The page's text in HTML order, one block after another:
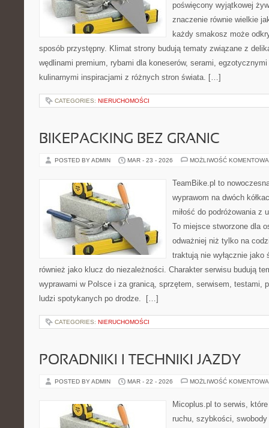
poświęcony wyjątkowej
znaczenie równie wielkie
każdy smakosz może
sposób przystępny. Klimat strony budują tematy związane z
wędlinami premium, rybami dla koneserów, serami, egzotycznymi
kulinarnymi inspiracjami z różnych stron świata. […]
CATEGORIES: NIERUCHOMOŚCI
BIKEPACKING BEZ GRANIC
POSTED BY ADMIN MAR - 23 - 2026 MOŻLIWOŚĆ
TeamBike.pl to
wyprawom na dwóch
miłość do podróżowania z
To miejsce stworzone dla
odważniej niż tylko na
traktują nie wyłącznie jako
również jako klucz do niezależności. Charakter serwisu budują
wyprawami w Polsce i za granicą, sprzętem, serwisem, testami,
ludzi spotykanych po drodze. […]
CATEGORIES: NIERUCHOMOŚCI
PORADNIKI I TECHNIKI JAZDY
POSTED BY ADMIN MAR - 22 - 2026 MOŻLIWOŚĆ
Micoplus.pl to serwis,
ruchu, szybkości,